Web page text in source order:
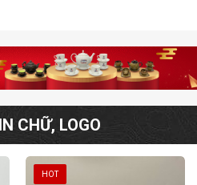
CHỮ, LOGO
HOT